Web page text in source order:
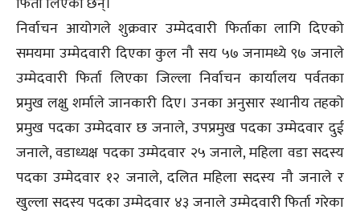
निर्वाचन आयोगले शुक्रवार उम्मेदवारी फिर्ताका लागि दिएको
समयमा उम्मेदवारी दिएका कुल नौ सय ५७ जनामध्ये ९७ जनाले
उम्मेदवारी फिर्ता लिएका जिल्ला निर्वाचन कार्यालय पर्वतका
प्रमुख लक्षु शर्माले जानकारी दिए। उनका अनुसार स्थानीय तहको
प्रमुख पदका उम्मेदवार छ जनाले, उपप्रमुख पदका उम्मेदवार दुई
जनाले, वडाध्यक्ष पदका उम्मेदवार २५ जनाले, महिला वडा सदस्य
पदका उम्मेदवार १२ जनाले, दलित महिला सदस्य नौ जनाले र
खुल्ला सदस्य पदका उम्मेदवार ४३ जनाले उम्मेदवारी फिर्ता गरेका